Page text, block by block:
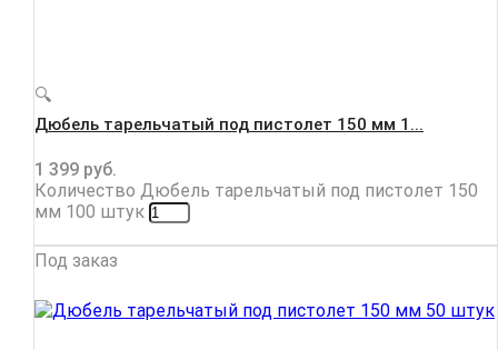
🔍
Дюбель тарельчатый под пистолет 150 мм 1...
1 399 руб.
Количество Дюбель тарельчатый под пистолет 150
мм 100 штук
Под заказ